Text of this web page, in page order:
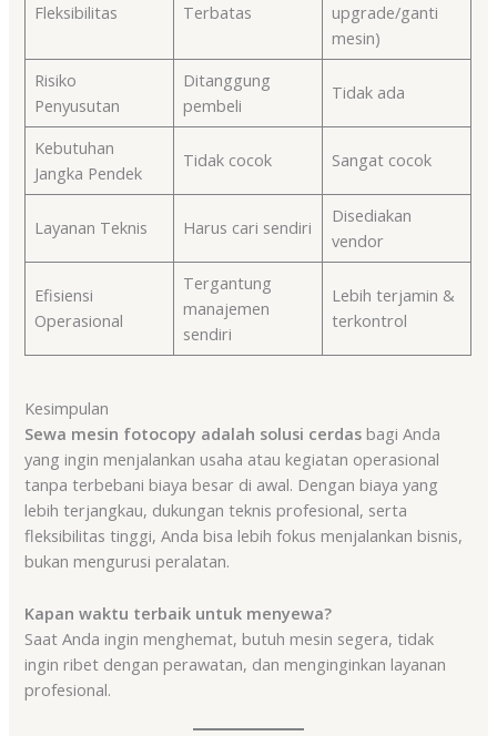
Fleksibilitas Terbatas
upgrade/ganti
mesin)
Risiko
Penyusutan
Ditanggung
pembeli
Tidak ada
Kebutuhan
Jangka Pendek
Tidak cocok Sangat cocok
Layanan Teknis Harus cari sendiri
Disediakan
vendor
Efisiensi
Operasional
Tergantung
manajemen
sendiri
Lebih terjamin &
terkontrol
Kesimpulan
Sewa mesin fotocopy adalah solusi cerdas bagi Anda
yang ingin menjalankan usaha atau kegiatan operasional
tanpa terbebani biaya besar di awal. Dengan biaya yang
lebih terjangkau, dukungan teknis profesional, serta
fleksibilitas tinggi, Anda bisa lebih fokus menjalankan bisnis,
bukan mengurusi peralatan.
Kapan waktu terbaik untuk menyewa?
Saat Anda ingin menghemat, butuh mesin segera, tidak
ingin ribet dengan perawatan, dan menginginkan layanan
profesional.